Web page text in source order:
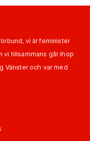
vi är feminister
vi tillsammans går ihop
Vänster och var med